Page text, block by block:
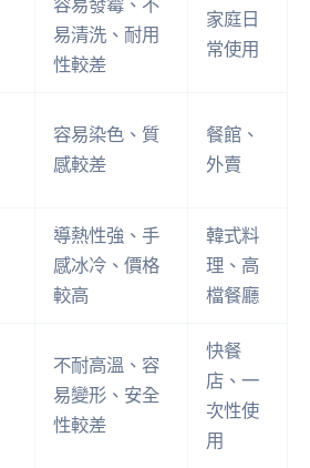
易清洗、耐用
性較差
家庭日
常使用
容易染色、質
感較差
餐館、
外賣
導熱性強、手
感冰冷、價格
較高
韓式料
理、高
檔餐廳
不耐高溫、容
易變形、安全
性較差
快餐
店、一
次性使
用